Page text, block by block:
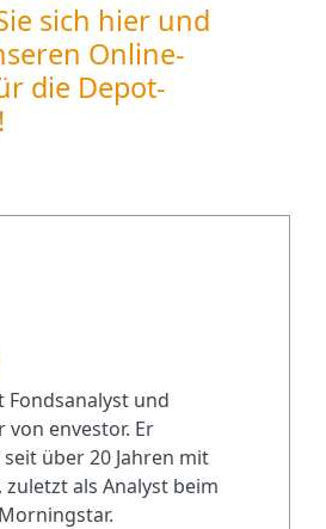
sich hier und
Online-
die Depot-
Fondsanalyst und
envestor. Er
über 20 Jahren mit
zuletzt als Analyst beim